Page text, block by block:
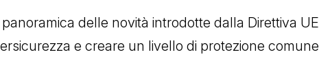
delle novità introdotte dalla Direttiva UE
e creare un livello di protezione comune